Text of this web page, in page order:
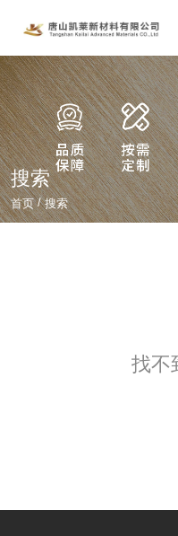
搜索
首页/搜索
找不